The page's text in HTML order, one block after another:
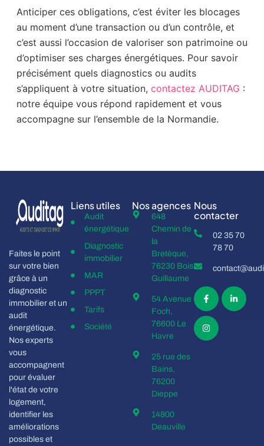
Anticiper ces obligations, c’est éviter les blocages
au moment d’une transaction ou d’un contrôle, et
c’est aussi l’occasion de valoriser son patrimoine ou
d’optimiser ses charges énergétiques. Pour savoir
précisément quels diagnostics ou audits
s’appliquent à votre situation, contactez AUDITAG :
notre équipe vous répond rapidement et vous
accompagne sur l’ensemble de la Normandie.
Faites le point
sur votre bien
grâce à un
diagnostic
immobilier et un
audit
énergétique.
Nos experts
vous
accompagnent
pour évaluer
l'état de votre
logement,
identifier les
améliorations
possibles et
Liens utiles
Audit
énergétique
Diagnostic
immobilier
MAR
PPPT
Tarifs
Société
Nos agences
648
Chemin de
la
Bretèque,
76230 Bois
Guillaume
54 Avenue
Foch,
76600 Le
Havre
25 rue des
Bains,
76200
Dieppe
14800
Deauville
Nous
contacter
02 35 70
78 70